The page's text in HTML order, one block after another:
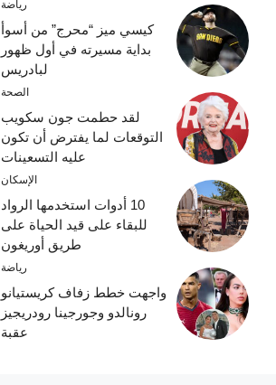
رياضة
كيسي ميز “محرج” من أسوأ
بداية مسيرته في أول ظهور
لبادريس
الصحة
لقد حطمت جون سكويب
التوقعات لما يفترض أن تكون
عليه التسعينات
الإسكان
10 أدوات استخدمها الرواد
للبقاء على قيد الحياة على
طريق أوريغون
رياضة
واجهت خطط زفاف كريستيانو
رونالدو وجورجينا رودريجيز
عقبة